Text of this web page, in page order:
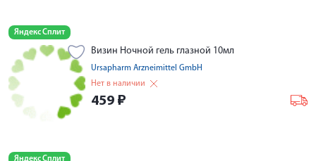
Яндекс Сплит
Визин Ночной гель глазной 10мл
Ursapharm Arzneimittel GmbH
Нет в наличии
459 ₽
Яндекс Сплит